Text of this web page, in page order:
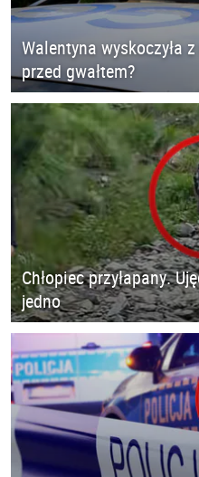
Walentyna wyskoczyła
przed gwałtem?
Chłopiec przyłapany.
jedno